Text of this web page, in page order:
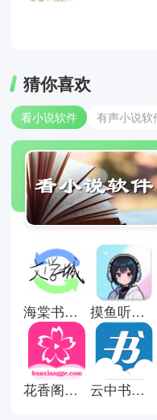
猜你喜欢
看小说软件 有声小说软
海棠书屋阅读器 摸鱼听书纯净版
花香阁小说 云中书城小说阅读网